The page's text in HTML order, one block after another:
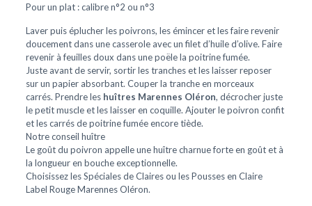
Pour un plat : calibre n°2 ou n°3
Laver puis éplucher les poivrons, les émincer et les faire revenir
doucement dans une casserole avec un filet d’huile d’olive. Faire
revenir à feuilles doux dans une poële la poitrine fumée.
Juste avant de servir, sortir les tranches et les laisser reposer
sur un papier absorbant. Couper la tranche en morceaux
carrés. Prendre les huîtres Marennes Oléron, décrocher juste
le petit muscle et les laisser en coquille. Ajouter le poivron confit
et les carrés de poitrine fumée encore tiède.
Notre conseil huître
Le goût du poivron appelle une huître charnue forte en goût et à
la longueur en bouche exceptionnelle.
Choisissez les Spéciales de Claires ou les Pousses en Claire
Label Rouge Marennes Oléron.